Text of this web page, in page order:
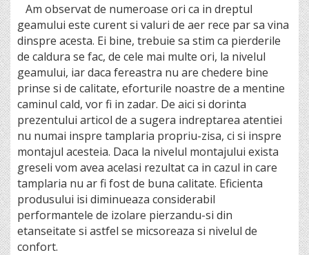
Am observat de numeroase ori ca in dreptul
geamului este curent si valuri de aer rece par sa vina
dinspre acesta. Ei bine, trebuie sa stim ca pierderile
de caldura se fac, de cele mai multe ori, la nivelul
geamului, iar daca fereastra nu are chedere bine
prinse si de calitate, eforturile noastre de a mentine
caminul cald, vor fi in zadar. De aici si dorinta
prezentului articol de a sugera indreptarea atentiei
nu numai inspre tamplaria propriu-zisa, ci si inspre
montajul acesteia. Daca la nivelul montajului exista
greseli vom avea acelasi rezultat ca in cazul in care
tamplaria nu ar fi fost de buna calitate. Eficienta
produsului isi diminueaza considerabil
performantele de izolare pierzandu-si din
etanseitate si astfel se micsoreaza si nivelul de
confort.